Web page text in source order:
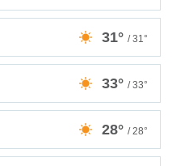
31° / 31°
33° / 33°
28° / 28°